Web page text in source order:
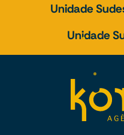
Unidade
Unidade